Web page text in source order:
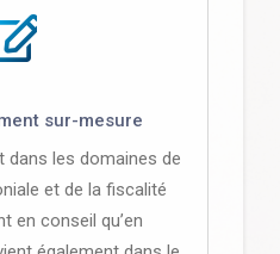
sur-mesure
dans les domaines de
et de la fiscalité
en conseil qu’en